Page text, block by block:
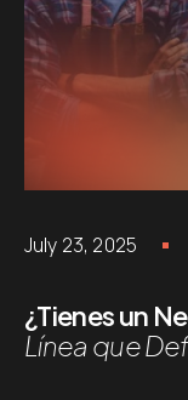
July 23, 2025
¿Tienes un
Línea que